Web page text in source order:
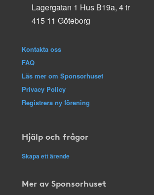
Lagergatan 1 Hus B19a, 4 tr
415 11 Göteborg
Kontakta oss
FAQ
Läs mer om Sponsorhuset
Privacy Policy
Registrera ny förening
Hjälp och frågor
Skapa ett ärende
Mer av Sponsorhuset